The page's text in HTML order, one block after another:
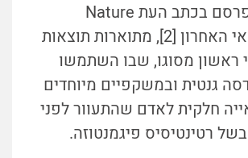
במאמר שהתפרסם בכתב העת Nature
Medicine במאי האחרון [2], מתוארות תוצאות
ראשון מסוגו, שבו השתמשו
גנטית ובמשקפיים מיוחדים
חלקית לאדם שהתעוור לפני
רטינטיסיס פיגמנטוזה.